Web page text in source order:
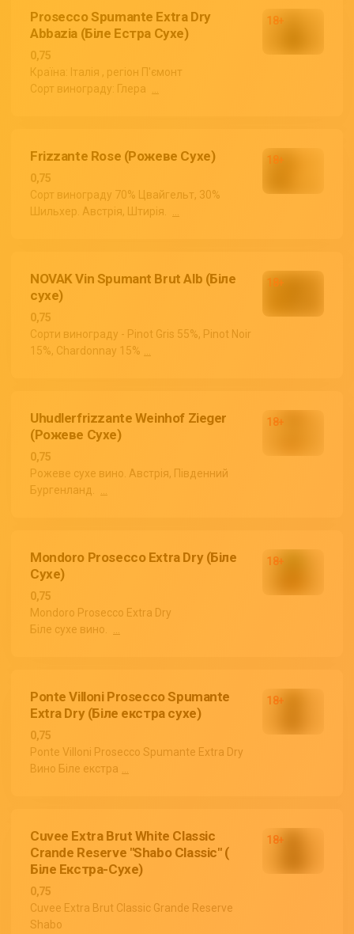
Prosecco Spumante Extra Dry
Abbazia (Біле Естра Сухе)
0,75
Країна: Італія , регіон П'ємонт
Сорт винограду: Глера
Frizzante Rose (Рожеве Сухе)
0,75
Сорт винограду 70% Цвайгельт, 30%
Шильхер. Австрія, Штирія.
NOVAK Vin Spumant Brut Alb (Біле
сухе)
0,75
Сорти винограду - Pinot Gris 55%, Pinot Noir
15%, Chardonnay 15%
Uhudlerfrizzante Weinhof Zieger
(Рожеве Сухе)
0,75
Рожеве сухе вино. Австрія, Південний
Бургенланд.
Mondoro Prosecco Extra Dry (Біле
Сухе)
0,75
Mondoro Prosecco Extra Dry
Біле сухе вино.
Ponte Villoni Prosecco Spumante
Extra Dry (Біле екстра сухе)
0,75
Ponte Villoni Prosecco Spumante Extra Dry
Вино Біле екстра
Cuvee Extra Brut White Classic
Crande Reserve "Shabo Classic" (
Біле Екстра-Сухе)
0,75
Cuvee Extra Brut Classic Grande Reserve
Shabo